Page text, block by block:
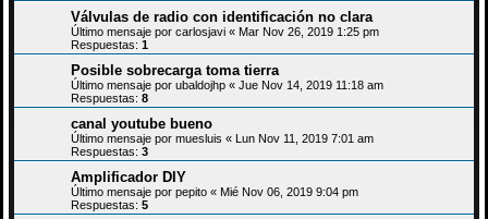
Válvulas de radio con identificación no clara
Último mensaje por carlosjavi « Mar Nov 26, 2019 1:25 pm
Respuestas: 1
Posible sobrecarga toma tierra
Último mensaje por ubaldojhp « Jue Nov 14, 2019 11:18 am
Respuestas: 8
canal youtube bueno
Último mensaje por muesluis «
Lun Nov 11, 2019 7:01 am
Respuestas: 3
Amplificador DIY
Último mensaje por pepito « Mié Nov 06, 2019 9:04 pm
Respuestas: 5